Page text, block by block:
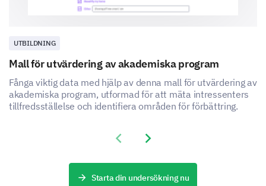
Demographic Information
will remain anonymous.
Gender
UTBILDNING
Mall för utvärdering av akademiska program
Fånga viktig data med hjälp av denna mall för utvärdering av
akademiska program, utformad för att mäta intressenters
tillfredsställelse och identifiera områden för förbättring.
Previous slide
Next slide
Starta din undersökning nu